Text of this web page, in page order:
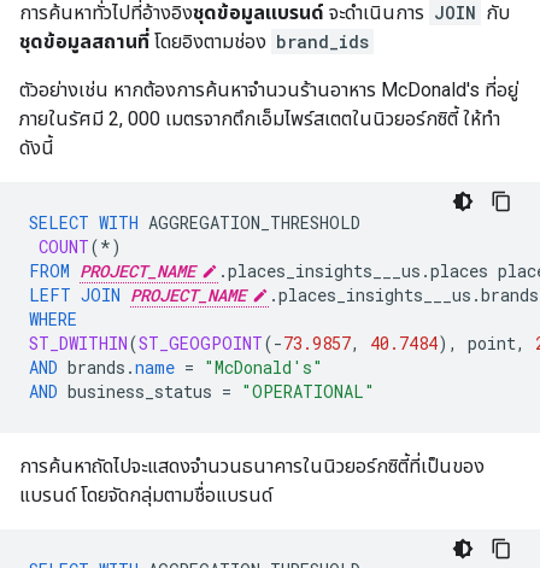
การค้นหาทั่วไปที่อ้างอิงชุดข้อมูลแบรนด์ จะดำเนินการ JOIN กับ
ชุดข้อมูลสถานที่ โดยอิงตามช่อง brand_ids
ตัวอย่างเช่น หากต้องการค้นหาจำนวนร้านอาหาร McDonald's ที่อยู่
ภายในรัศมี 2, 000 เมตรจากตึกเอ็มไพร์สเตตในนิวยอร์กซิตี้ ให้ทำ
ดังนี้
SELECT WITH AGGREGATION_THRESHOLD
COUNT(*)
FROM PROJECT_NAME .places_insights___us .places
LEFT JOIN PROJECT_NAME .places_insights___us .brands
WHERE
ST_DWITHIN(ST_GEOGPOINT(-73.9857, 40.7484), point,
AND brands .name = "McDonald's"
AND business_status = "OPERATIONAL"
การค้นหาถัดไปจะแสดงจำนวนธนาคารในนิวยอร์กซิตี้ที่เป็นของ
แบรนด์ โดยจัดกลุ่มตามชื่อแบรนด์